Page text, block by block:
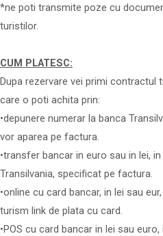
*ne poti transmite poze cu
turistilor.
CUM PLATESC:
Dupa rezervare vei primi
care o poti achita prin:
•depunere numerar la banca
vor aparea pe factura.
•transfer bancar in euro sau in lei,
Transilvania, specificat pe factura.
•online cu card bancar, in lei sau
turism link de plata cu card.
•POS cu card bancar in lei sau euro,